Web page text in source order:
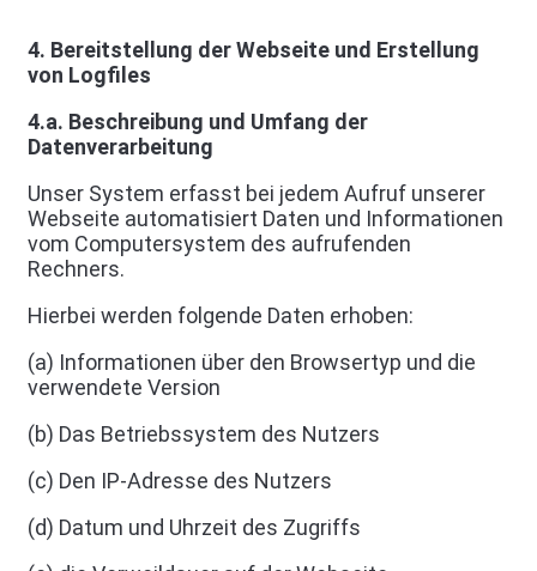
4. Bereitstellung der Webseite und Erstellung
von Logfiles
4.a. Beschreibung und Umfang der
Datenverarbeitung
Unser System erfasst bei jedem Aufruf unserer
Webseite automatisiert Daten und Informationen
vom Computersystem des aufrufenden
Rechners.
Hierbei werden folgende Daten erhoben:
(a) Informationen über den Browsertyp und die
verwendete Version
(b) Das Betriebssystem des Nutzers
(c) Den IP-Adresse des Nutzers
(d) Datum und Uhrzeit des Zugriffs